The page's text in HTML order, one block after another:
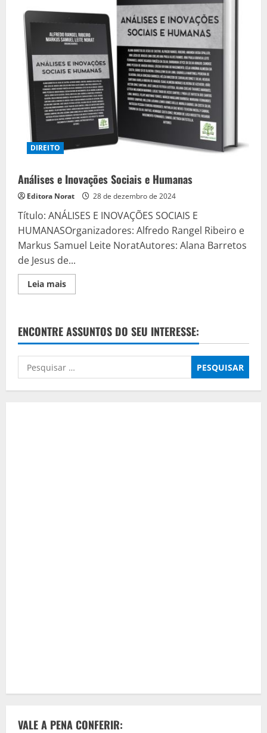
DIREITO
Análises e Inovações Sociais e Humanas
Editora Norat 28 de dezembro de 2024
Título: ANÁLISES E INOVAÇÕES SOCIAIS E
HUMANASOrganizadores: Alfredo Rangel Ribeiro e
Markus Samuel Leite NoratAutores: Alana Barretos
de Jesus de...
Leia maisRead
more
Inovações
Sociais
e
ENCONTRE ASSUNTOS DO SEU INTERESSE:
Pesquisar
por:
VALE A PENA CONFERIR: